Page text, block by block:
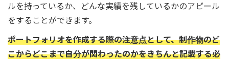
ルを持っているか、どんな実績を残しているかのアピール
をすることができます。
ポートフォリオを作成する際の注意点として、制作物のど
こからどこまで自分が関わったのかをきちんと記載する必